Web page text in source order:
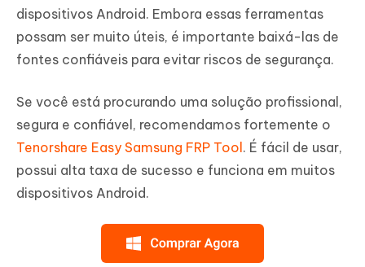
dispositivos Android. Embora essas ferramentas
possam ser muito úteis, é importante baixá-las de
fontes confiáveis para evitar riscos de segurança.
Se você está procurando uma solução profissional,
segura e confiável, recomendamos fortemente o
Tenorshare Easy Samsung FRP Tool. É fácil de usar,
possui alta taxa de sucesso e funciona em muitos
dispositivos Android.